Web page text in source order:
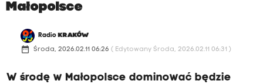
Małopolsce
Radio KRAKÓW
date_range Środa, 2026.02.11 06:26 ( Edytowany Środa, 2026.02.11 06:31 )
W środę w Małopolsce dominować będzie